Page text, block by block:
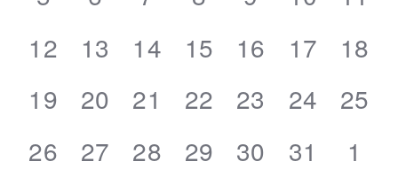
Veranstaltungen,
Veranstaltungen,
Veranstaltungen,
Veranstaltungen,
0
Veranstaltungen,
12
0
Veranstaltungen,
13
0
Veranstaltungen,
14
0
Veranstaltungen,
15
0
16
0
17
0
18
0
Veranstaltungen,
19
0
Veranstaltungen,
20
0
Veranstaltungen,
21
0
Veranstaltungen,
22
0
23
0
24
0
25
0
26
0
27
0
28
0
29
0
30
0
31
0
1